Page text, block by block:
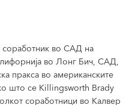
соработник во САД на
во Лонг Бич, САД,
пракса во американските
што се Killingsworth Brady
соработници во Калвер